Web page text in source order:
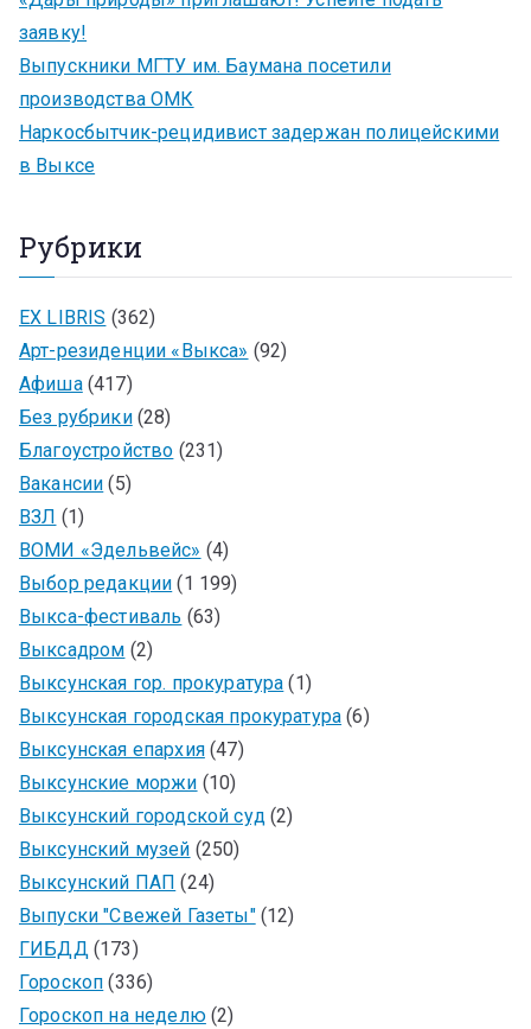
заявку!
Выпускники МГТУ им. Баумана посетили
производства ОМК
Наркосбытчик-рецидивист задержан полицейскими
в Выксе
Рубрики
EX LIBRIS (362)
Арт-резиденции «Выкса» (92)
Афиша(417)
Без рубрики(28)
Благоустройство (231)
Вакансии (5)
ВЗЛ (1)
ВОМИ «Эдельвейс» (4)
Выбор редакции (1 199)
Выкса-фестиваль (63)
Выксадром (2)
Выксунская гор. прокуратура (1)
Выксунская городская прокуратура (6)
Выксунская епархия(47)
Выксунские моржи (10)
Выксунский городской суд(2)
Выксунский музей (250)
Выксунский ПАП (24)
Выпуски "Свежей Газеты"(12)
ГИБДД(173)
Гороскоп (336)
Гороскоп на неделю(2)